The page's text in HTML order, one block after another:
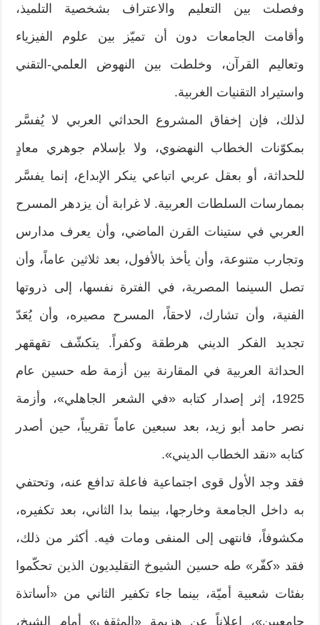
وفصلت بين التعليم والاعتراف بشخصية التلميذ،
وأقامت الجامعات دون أن تميّز بين علوم الفيزياء
وتعاليم القرآن، وخلطت بين النهوض العلمي-التقني
واستيراد التقنيات الغربية.
لذلك، فإن إخفاق المشروع الحداثي العربي لا يُفسَّر
بمكوّنات الخطاب النهضوي، ولا بإسلام جوهري معادٍ
للحداثة، أو بعقل عربي اتباعي ينكر الإبداع، إنما يفسَّر
بممارسات السلطات العربية. لا غرابة أن يزدهر المسرح
العربي في ستينات القرن الماضي، وأن يعرف مدارس
وتجارب متنوعة، وأن يأخذ بالأفول، بعد ثلاثين عاماً، وأن
تصل السينما المصرية، في الفترة نفسها، إلى ذروتها
الفنية، وأن تشارك، لاحقاً، المسرح مصيره، وأن يُعَدّ
تجديد الفكر الديني هرطقة وكفراً. يتكشّف تقهقهر
الحداثة العربية في المقارنة بين أزمة طه حسين عام
1925، إثر إصدار كتابه «في الشعر الجاهلي»، وأزمة
نصر حامد أبو زيد، بعد سبعين عاماً تقريباً، حين أصدر
كتابه «نقد الخطاب الديني».
فقد وجد الأول قوى اجتماعية فاعلة تدافع عنه، وتحتفي
به داخل الجامعة وخارجها، بينما بدا الثاني، بعد تكفيره،
مكشوفاً، فانتهى إلى المنفى ومات فيه. أكثر من ذلك،
فقد «كفّر» طه حسين الشيوخ التقليديون الذين تحكّموا
بفئات شعبية أميّة، بينما جاء تكفير الثاني من «أساتذة
جامعيين»، إعلاناً عن هزيمة «المثقف» أمام الشيخ،